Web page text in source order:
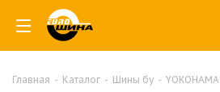
Главная - Каталог - Шины бу - YOKOHAMA